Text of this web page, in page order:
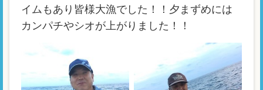
イムもあり皆様大漁でした！！夕まずめには
カンパチやシオが上がりました！！